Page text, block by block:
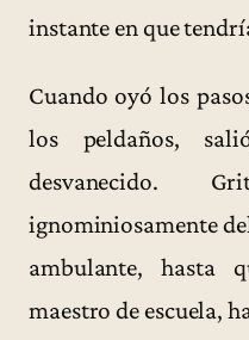
instante en que
Cuando oyó los
los peldaños,
desvanecido.
ignominiosamente
ambulante, hasta
maestro de escuela,